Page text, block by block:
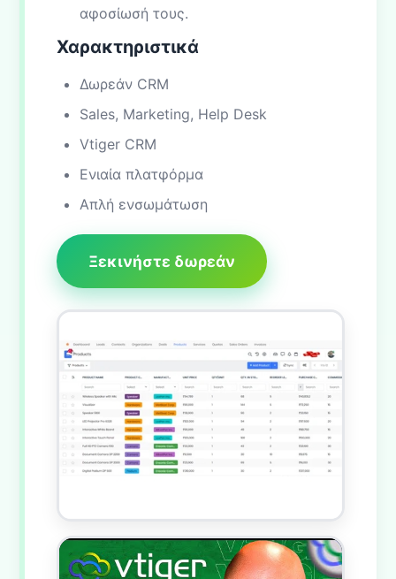
αφοσίωσή τους.
Χαρακτηριστικά
Δωρεάν CRM
Sales, Marketing, Help Desk
Vtiger CRM
Ενιαία πλατφόρμα
Απλή ενσωμάτωση
Ξεκινήστε δωρεάν